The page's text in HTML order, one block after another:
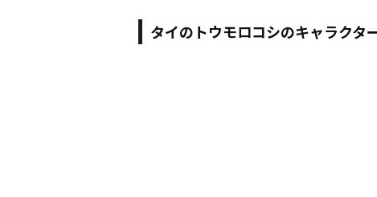
タイのトウモロコシのキャラクタ